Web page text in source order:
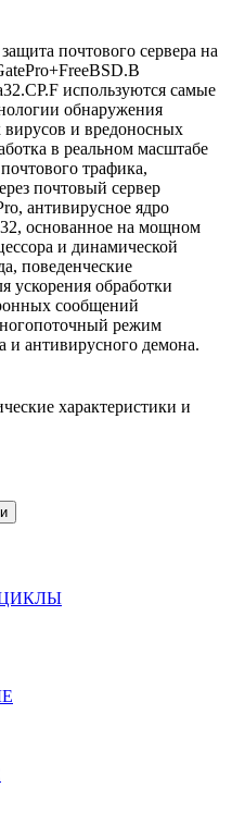
почтового сервера на
используются самые
обнаружения
и вредоносных
в реальном масштабе
трафика,
почтовый сервер
антивирусное ядро
основанное на мощном
и динамической
поведенческие
ускорения обработки
сообщений
режим
и антивирусного демона.
характеристики и